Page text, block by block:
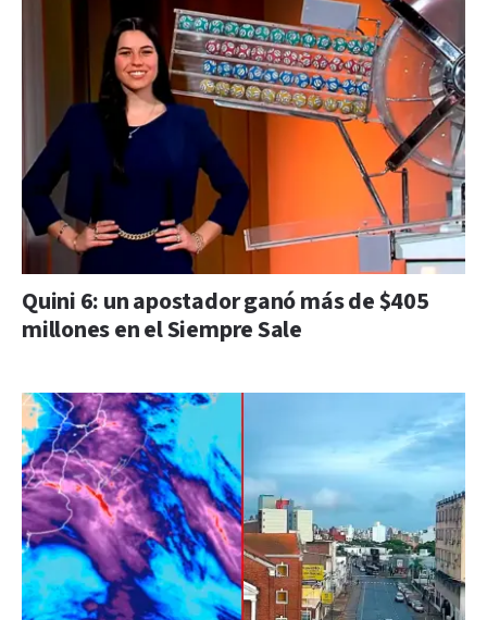
Quini 6: un apostador ganó más de $405
millones en el Siempre Sale